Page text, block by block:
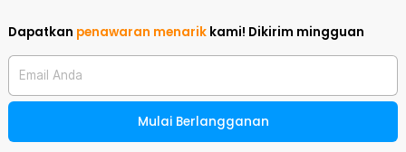
Dapatkan penawaran menarik kami! Dikirim mingguan
Email Anda
Mulai Berlangganan